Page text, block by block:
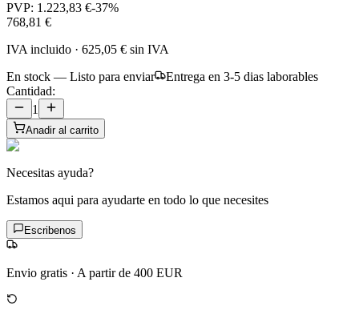
PVP: 1.223,83 €-37%
768,81 €
IVA incluido · 625,05 € sin IVA
En stock — Listo para enviar
Entrega en 3-5 dias laborables
Cantidad:
1
Anadir al carrito
Necesitas ayuda?
Estamos aqui para ayudarte en todo lo que necesites
Escribenos
Envio gratis · A partir de 400 EUR